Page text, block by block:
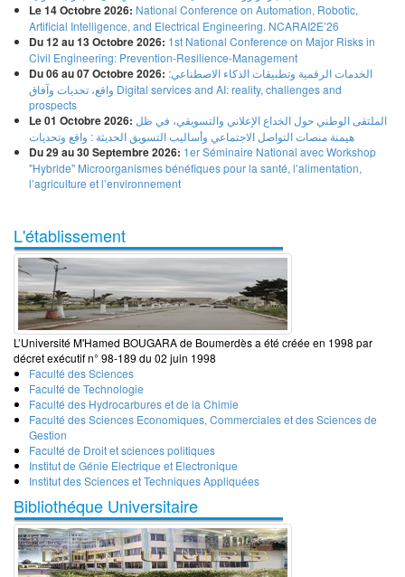
Le 14 Octobre 2026: National Conference on Automation, Robotic,
Artificial Intelligence, and Electrical Engineering. NCARAI2E’26
Du 12 au 13 Octobre 2026: 1st National Conference on Major Risks in
Civil Engineering: Prevention-Resilience-Management
Du 06 au 07 Octobre 2026:
واقع، تحديات وآفاق Digital services and AI: reality, challenges and
prospects
Le 01 Octobre 2026:
هيمنة منصات التواصل الاجتماعي وأساليب التسويق الحديثة : واقع وتحديات
Du 29 au 30 Septembre 2026: 1er Séminaire National avec Workshop
"Hybride" Microorganismes bénéfiques pour la santé, l’alimentation,
l’agriculture et l’environnement
L'établissement
L’Université M'Hamed BOUGARA de Boumerdès a été créée en 1998 par
décret exécutif n° 98-189 du 02 juin 1998
Faculté des Sciences
Faculté de Technologie
Faculté des Hydrocarbures et de la Chimie
Faculté des Sciences Economiques, Commerciales et des Sciences de
Gestion
Faculté de Droit et sciences politiques
Institut de Génie Electrique et Electronique
Institut des Sciences et Techniques Appliquées
Bibliothéque Universitaire